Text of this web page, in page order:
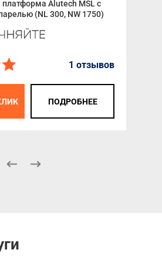
платформа Alutech MSL с
(NL 300, NW 1750)
1 отзывов
ПОДРОБНЕЕ